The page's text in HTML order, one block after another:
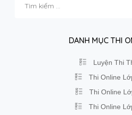
kiếm
DANH MỤC THI
Luyện Thi
Thi Online
Thi Online
Thi Online